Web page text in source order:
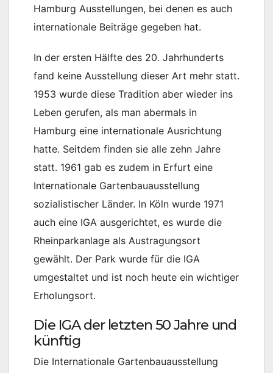
Hamburg Ausstellungen, bei denen es auch
internationale Beiträge gegeben hat.
In der ersten Hälfte des 20. Jahrhunderts
fand keine Ausstellung dieser Art mehr statt.
1953 wurde diese Tradition aber wieder ins
Leben gerufen, als man abermals in
Hamburg eine internationale Ausrichtung
hatte. Seitdem finden sie alle zehn Jahre
statt. 1961 gab es zudem in Erfurt eine
Internationale Gartenbauausstellung
sozialistischer Länder. In Köln wurde 1971
auch eine IGA ausgerichtet, es wurde die
Rheinparkanlage als Austragungsort
gewählt. Der Park wurde für die IGA
umgestaltet und ist noch heute ein wichtiger
Erholungsort.
Die IGA der letzten 50 Jahre und
künftig
Die Internationale Gartenbauausstellung